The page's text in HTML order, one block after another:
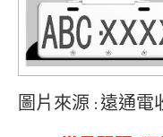
圖片來源 :遠通電